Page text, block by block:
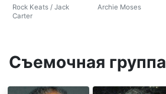
Rock Keats / Jack
Carter
Archie Moses
Съемочная группа